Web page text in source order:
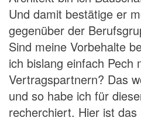
Und damit bestätige er
gegenüber der
Sind meine Vorbehalte
ich bislang einfach Pech
Vertragspartnern? Das
und so habe ich für
recherchiert. Hier ist das